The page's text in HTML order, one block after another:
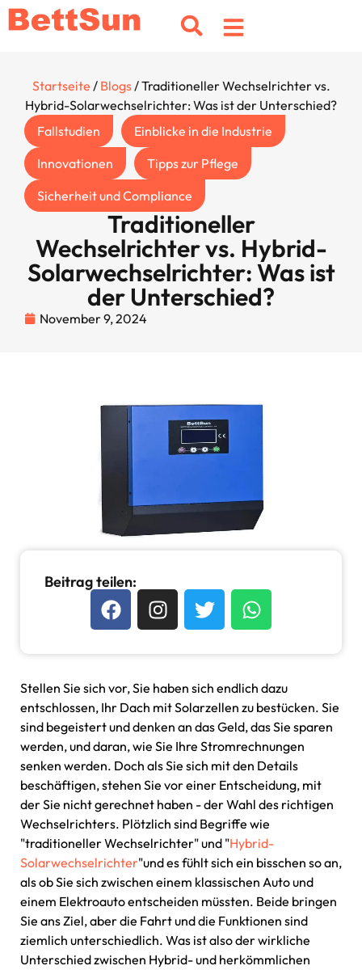
Startseite / Blogs/ Traditioneller Wechselrichter vs.
Hybrid-Solarwechselrichter: Was ist der Unterschied?
Fallstudien
Einblicke in die Industrie
Innovationen
Tipps zur Pflege
Sicherheit und Compliance
Traditioneller
Wechselrichter vs. Hybrid-
Solarwechselrichter: Was ist
der Unterschied?
November 9, 2024
Beitrag teilen:
Stellen Sie sich vor, Sie haben sich endlich dazu
entschlossen, Ihr Dach mit Solarzellen zu bestücken. Sie
sind begeistert und denken an das Geld, das Sie sparen
werden, und daran, wie Sie Ihre Stromrechnungen
senken werden. Doch als Sie sich mit den Details
beschäftigen, stehen Sie vor einer Entscheidung, mit
der Sie nicht gerechnet haben - der Wahl des richtigen
Wechselrichters. Plötzlich sind Begriffe wie
"traditioneller Wechselrichter" und "Hybrid-
Solarwechselrichter"und es fühlt sich ein bisschen so an,
als ob Sie sich zwischen einem klassischen Auto und
einem Elektroauto entscheiden müssten. Beide bringen
Sie ans Ziel, aber die Fahrt und die Funktionen sind
ziemlich unterschiedlich. Was ist also der wirkliche
Unterschied zwischen Hybrid- und herkömmlichen